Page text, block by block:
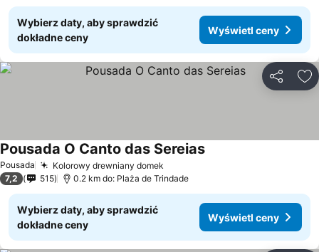
Wybierz daty, aby sprawdzić
dokładne ceny
Wyświetl ceny
Pousada Kolorowy drewniany domek
Pousada O Canto das SereiasWyświetl ceny
7,2 515 0.2 km do: Plaża de Trindade
Wybierz daty, aby sprawdzić
dokładne ceny
Wyświetl ceny